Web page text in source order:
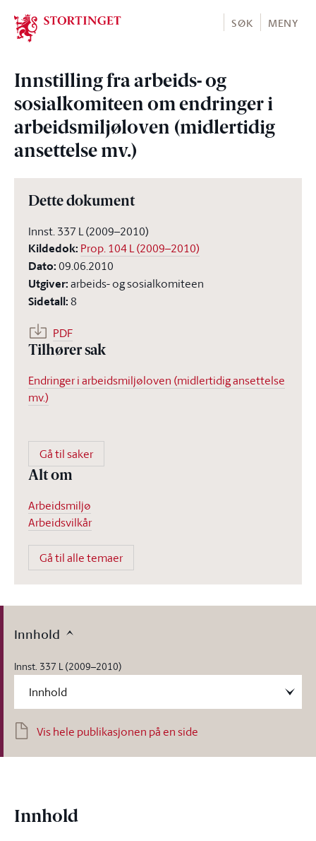
Stortinget.no
SØK MENY
Innstilling fra arbeids- og
sosialkomiteen om endringer i
arbeidsmiljøloven (midlertidig
ansettelse mv.)
Dette dokument
Innst. 337 L (2009–2010)
Kildedok: Prop. 104 L (2009–2010)
Dato:09.06.2010
Utgiver:arbeids- og sosialkomiteen
Sidetall:8
PDF
Tilhører sak
Endringer i arbeidsmiljøloven (midlertidig ansettelse
mv.)
Gå til saker
Alt om
Arbeidsmiljø
Arbeidsvilkår
Gå til alle temaer
Innhold
Innst. 337 L (2009–2010)
Vis hele publikasjonen på en side
Innhold